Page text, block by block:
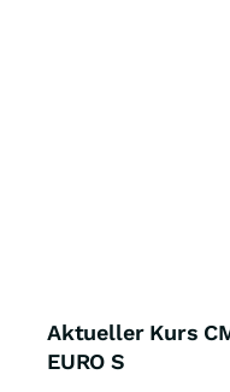
Aktueller Kurs
EURO S